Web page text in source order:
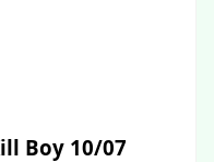
Boy 10/07